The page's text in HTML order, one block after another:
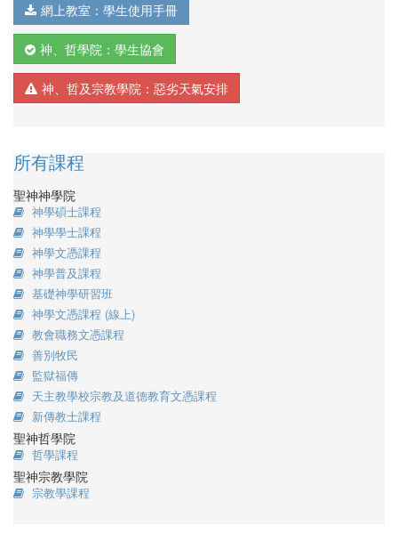
網上教室：學生使用手冊
神、哲學院：學生協會
神、哲及宗教學院：惡劣天氣安排
所有課程
聖神神學院
神學碩士課程
神學學士課程
神學文憑課程
神學普及課程
基礎神學研習班
神學文憑課程 (線上)
教會職務文憑課程
善別牧民
監獄福傳
天主教學校宗教及道德教育文憑課程
新傳教士課程
聖神哲學院
哲學課程
聖神宗教學院
宗教學課程